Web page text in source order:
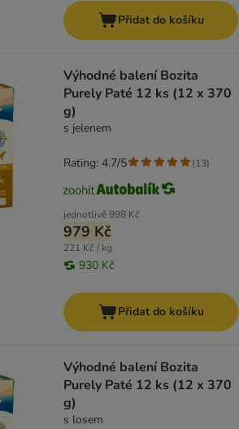
Přidat do košíku
Výhodné balení Bozita
Purely Paté 12 ks (12 x 370
g)
s jelenem
jednotlivě998 Kč
979 Kč
221 Kč / kg
930 Kč
Rating: 4.7/5 (13)
Přidat do košíku
Výhodné balení Bozita
Purely Paté 12 ks (12 x 370
g)
s losem